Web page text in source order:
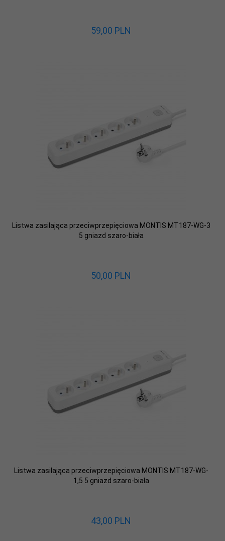
59,00 PLN
Listwa zasilająca przeciwprzepięciowa MONTIS MT187-WG-3
5 gniazd szaro-biała
50,00 PLN
Listwa zasilająca przeciwprzepięciowa MONTIS MT187-WG-
1,5 5 gniazd szaro-biała
43,00 PLN